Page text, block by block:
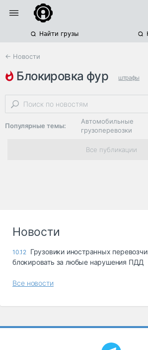
Найти грузы
← Новости
блокировка фур штрафы
ространснадзор
Популярные темы:
Автомобильные
грузоперевозки
Региональная
логистика
опасные грузы
грузовые
Коммерческий
Все публикации
Новости
10.12 Грузовики иностранных
блокировать за любые нарушения ПДД
Все новости